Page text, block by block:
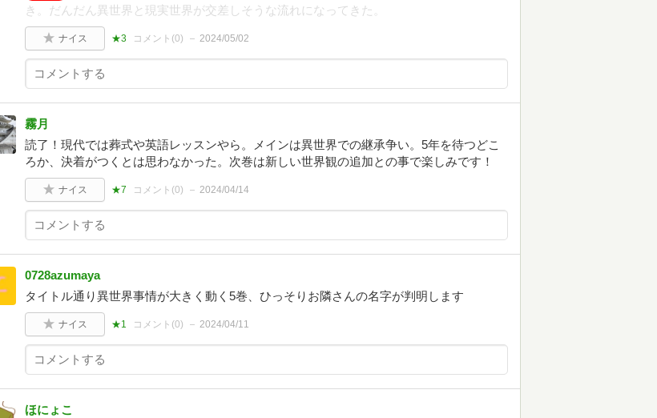
き。だんだん異世界と現実世界が交差しそうな流れになってきた。
ナイス ★3 コメント(0) 2024/05/02
霧月
読了！現代では葬式や英語レッスンやら。メインは異世界での継承争い。5年を待つどこ
ろか、決着がつくとは思わなかった。次巻は新しい世界観の追加との事で楽しみです！
ナイス ★7 コメント(0) 2024/04/14
0728azumaya
タイトル通り異世界事情が大きく動く5巻、ひっそりお隣さんの名字が判明します
ナイス ★1 コメント(0) 2024/04/11
ほにょこ